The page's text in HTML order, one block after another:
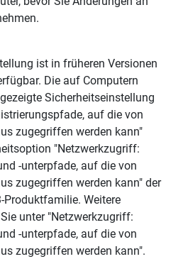
ist in früheren Versionen
Die auf Computern
Sicherheitseinstellung
auf die von
zugegriffen werden kann"
"Netzwerkzugriff:
-unterpfade, auf die von
zugegriffen werden kann" der
Produktfamilie. Weitere
unter "Netzwerkzugriff:
-unterpfade, auf die von
zugegriffen werden kann".